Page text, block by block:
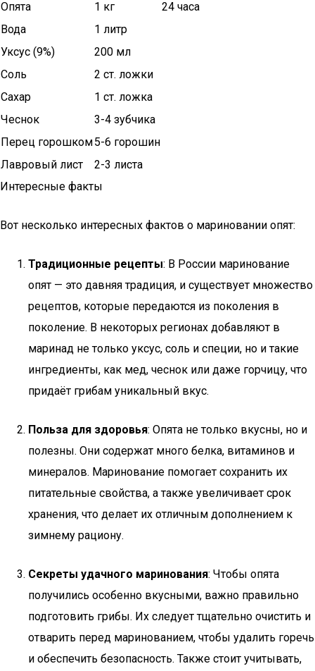
Опята
1 кг
24 часа
Вода
1 литр
Уксус (9%)
200 мл
Соль
2 ст. ложки
Сахар
1 ст. ложка
Чеснок
3-4 зубчика
Перец горошком5-6 горошин
Лавровый лист
2-3 листа
Интересные факты
Вот несколько интересных фактов о мариновании опят:
Традиционные рецепты: В России маринование
опят — это давняя традиция, и существует множество
рецептов, которые передаются из поколения в
поколение. В некоторых регионах добавляют в
маринад не только уксус, соль и специи, но и такие
ингредиенты, как мед, чеснок или даже горчицу, что
придаёт грибам уникальный вкус.
Польза для здоровья: Опята не только вкусны, но и
полезны. Они содержат много белка, витаминов и
минералов. Маринование помогает сохранить их
питательные свойства, а также увеличивает срок
хранения, что делает их отличным дополнением к
зимнему рациону.
Секреты удачного маринования: Чтобы опята
получились особенно вкусными, важно правильно
подготовить грибы. Их следует тщательно очистить и
отварить перед маринованием, чтобы удалить горечь
и обеспечить безопасность. Также стоит учитывать,